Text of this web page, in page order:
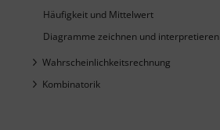
Häufigkeit und Mittelwert
Diagramme zeichnen und interpretieren
Wahrscheinlichkeitsrechnung
Kombinatorik